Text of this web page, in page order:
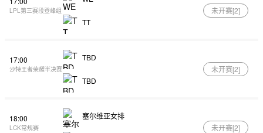
LPL第三赛段登峰组
TT
未开赛[2]
17:00
沙特王者荣耀半决赛
TBD
TBD
未开赛[2]
18:00
LCK常规赛
塞尔维亚女排
未开赛[2]